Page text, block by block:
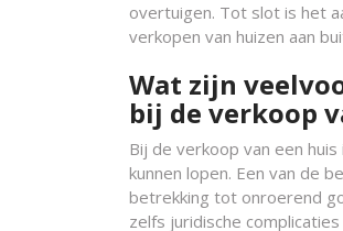
overtuigen. Tot slot is het
verkopen van huizen aan
Wat zijn
bij de verkoop
Bij de verkoop van een
kunnen lopen. Een van de
betrekking tot onroerend
zelfs juridische